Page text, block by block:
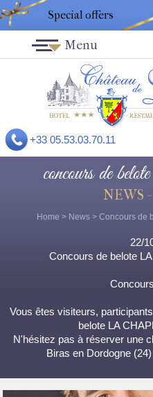
Special offers
+33 05.53.03.70.11
Menu
concours de
NEWS
Home > News> Concours de
22/
Concours de belote
Vous êtes visiteurs,
belote LA
N'hésitez pas à réserver une
Biras en Dordogne